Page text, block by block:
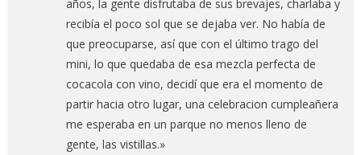
años, la gente disfrutaba de sus brevajes, charlaba y
recibía el poco sol que se dejaba ver. No había de
que preocuparse, así que con el último trago del
mini, lo que quedaba de esa mezcla perfecta de
cocacola con vino, decidí que era el momento de
partir hacia otro lugar, una celebracion cumpleañera
me esperaba en un parque no menos lleno de
gente, las vistillas.»